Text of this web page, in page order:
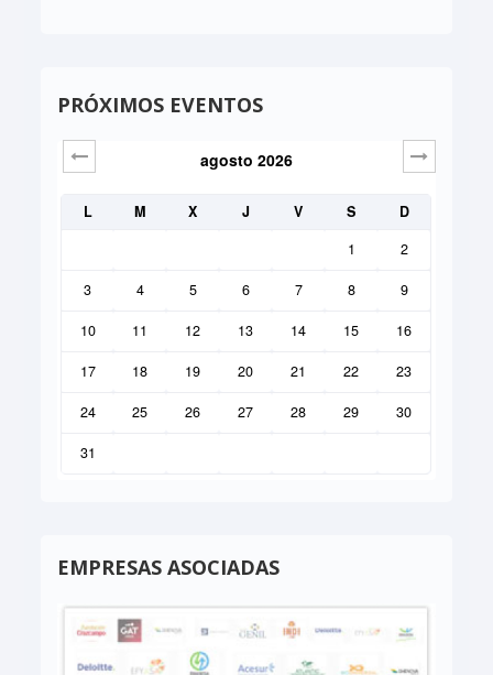
PRÓXIMOS EVENTOS
agosto 2026
L M X J V S
D
1
2
3 4 5 6 7 8 9
10 11 12 13 14 15 16
17 18 19 20 21 22 23
24 25 26 27 28 29 30
31
EMPRESAS ASOCIADAS